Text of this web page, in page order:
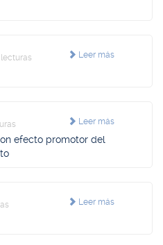
Leer más
Leer más
efecto promotor del
Leer más